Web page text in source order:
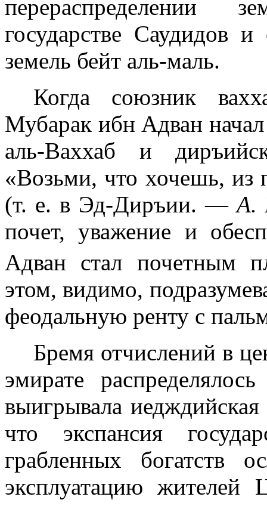
перераспределении
государстве Саудидов
земель бейт аль-маль.
Когда союзник
Мубарак ибн Адван
аль-Ваххаб и
«Возьми, что хочешь,
(т. е. в Эд-Диръии. —А.
почет, уважение и
Адван стал почетным
этом, видимо,
феодаль­ную ренту с
Бремя отчислений в
эмирате
выигрывала
что экспансия
грабленных богатств
эксплуатацию